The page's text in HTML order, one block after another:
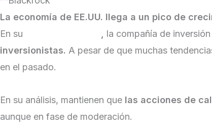
La economía de EE.UU. llega a un pico de
En su
la compañía de
inversionistas. A pesar de que muchas
en el pasado.
En su análisis, mantienen que las acciones de
aunque en fase de moderación.